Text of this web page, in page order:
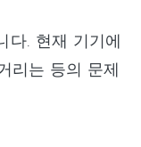
다. 현재 기기에
리는 등의 문제